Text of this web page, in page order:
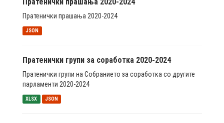
Пратенички прашања 2020-2024
JSON
Пратенички групи за соработка 2020-2024
Пратенички групи на Собранието за соработка со другите
парламенти 2020-2024
XLSX JSON